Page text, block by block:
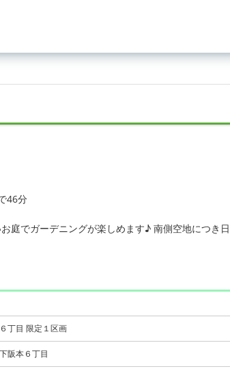
46分
でガーデニングが楽しめます♪ 南側空地につき日
丁目 限定１区画
阪本６丁目